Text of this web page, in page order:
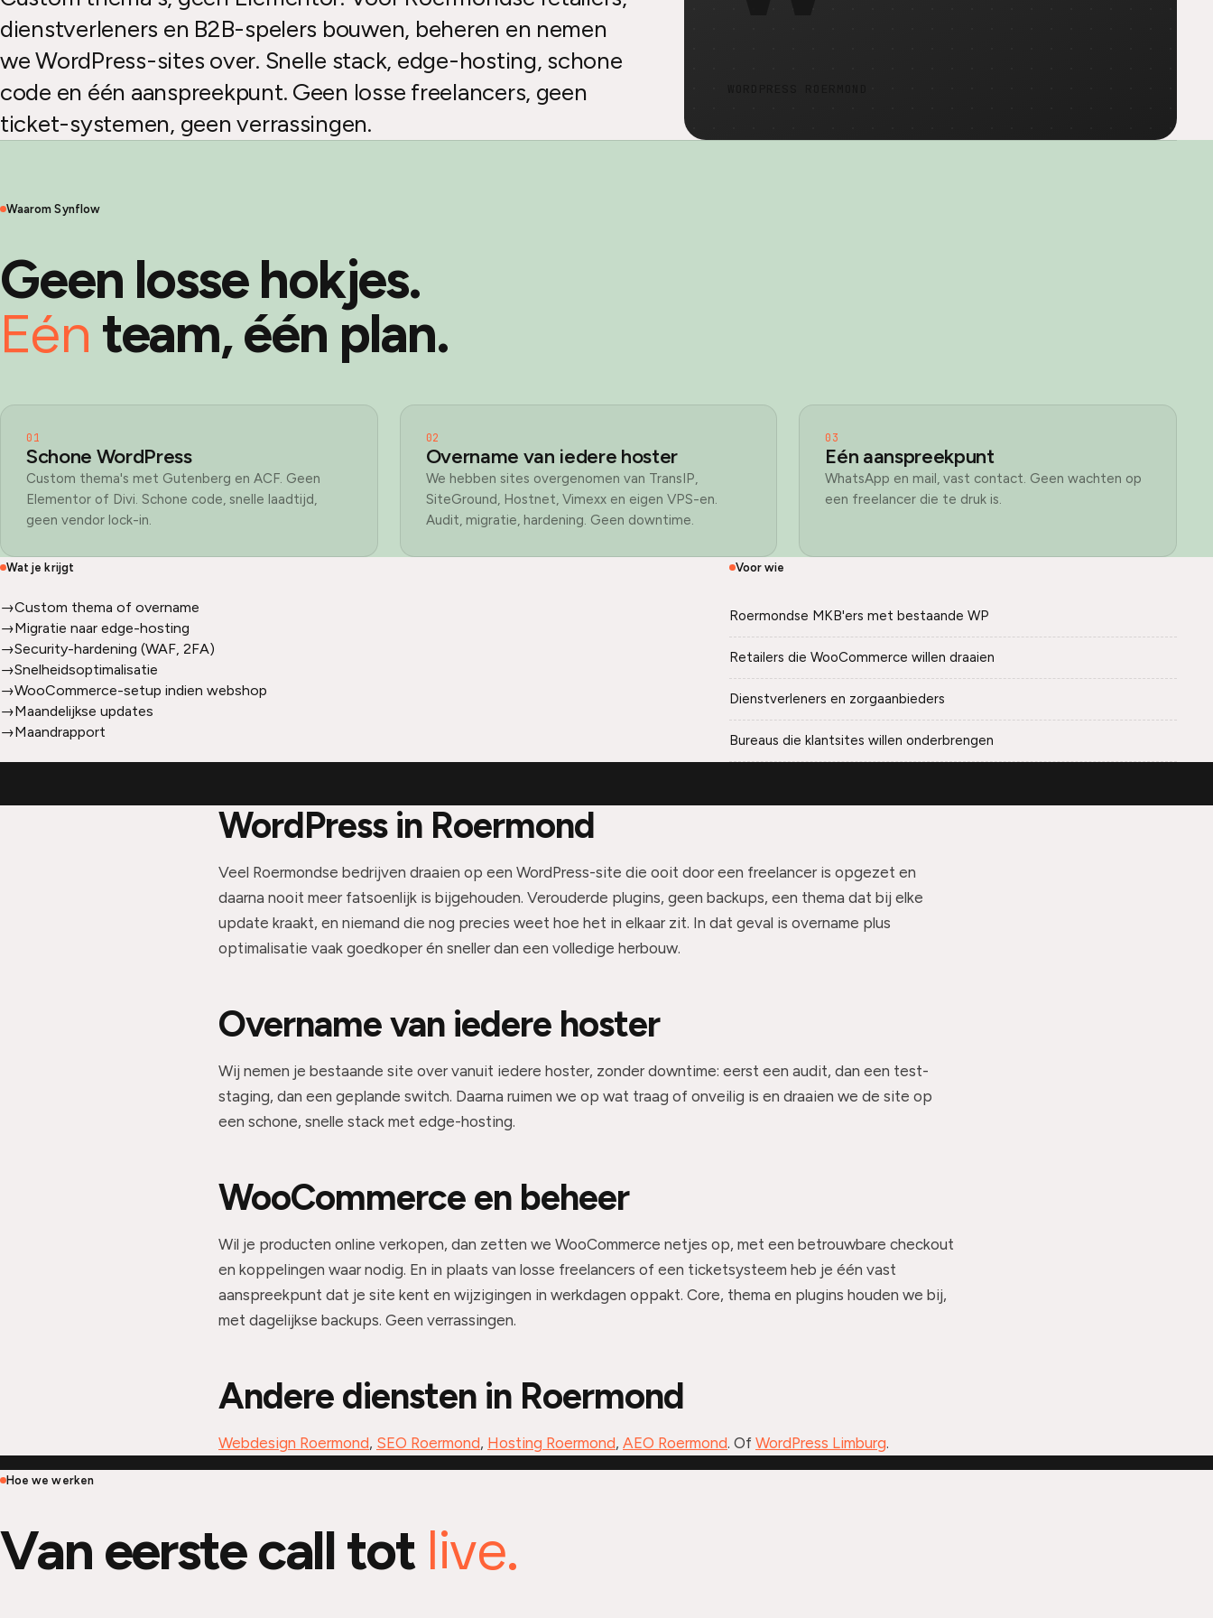
dienstverleners en B2B-spelers bouwen, beheren en nemen
we WordPress-sites over. Snelle stack, edge-hosting, schone
code en één aanspreekpunt. Geen losse freelancers, geen
ticket-systemen, geen verrassingen.
WORDPRESS ROERMOND
Waarom Synflow
Geen losse hokjes.
Eén team, één plan.
01
Schone WordPress
Custom thema's met Gutenberg en ACF. Geen
Elementor of Divi. Schone code, snelle laadtijd,
geen vendor lock-in.
02
Overname van iedere hoster
We hebben sites overgenomen van TransIP,
SiteGround, Hostnet, Vimexx en eigen VPS-en.
Audit, migratie, hardening. Geen downtime.
03
Eén aanspreekpunt
WhatsApp en mail, vast contact. Geen wachten op
een freelancer die te druk is.
Wat je krijgt
→Custom thema of overname
→Migratie naar edge-hosting
→Security-hardening (WAF, 2FA)
→Snelheidsoptimalisatie
→WooCommerce-setup indien webshop
→Maandelijkse updates
→Maandrapport
Voor wie
Roermondse MKB'ers met bestaande WP
Retailers die WooCommerce willen draaien
Dienstverleners en zorgaanbieders
Bureaus die klantsites willen onderbrengen
WordPress in Roermond
Veel Roermondse bedrijven draaien op een WordPress-site die ooit door een freelancer is opgezet en
daarna nooit meer fatsoenlijk is bijgehouden. Verouderde plugins, geen backups, een thema dat bij elke
update kraakt, en niemand die nog precies weet hoe het in elkaar zit. In dat geval is overname plus
optimalisatie vaak goedkoper én sneller dan een volledige herbouw.
Overname van iedere hoster
Wij nemen je bestaande site over vanuit iedere hoster, zonder downtime: eerst een audit, dan een test-
staging, dan een geplande switch. Daarna ruimen we op wat traag of onveilig is en draaien we de site op
een schone, snelle stack met edge-hosting.
WooCommerce en beheer
Wil je producten online verkopen, dan zetten we WooCommerce netjes op, met een betrouwbare checkout
en koppelingen waar nodig. En in plaats van losse freelancers of een ticketsysteem heb je één vast
aanspreekpunt dat je site kent en wijzigingen in werkdagen oppakt. Core, thema en plugins houden we bij,
met dagelijkse backups. Geen verrassingen.
Andere diensten in Roermond
Webdesign Roermond, SEO Roermond, Hosting Roermond, AEO Roermond. Of WordPress Limburg.
Hoe we werken
Van eerste call tot live.